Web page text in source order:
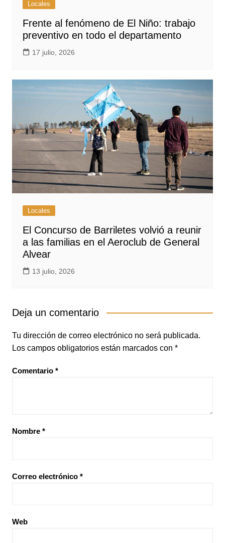
Locales
Frente al fenómeno de El Niño: trabajo
preventivo en todo el departamento
17 julio, 2026
Locales
El Concurso de Barriletes volvió a reunir
a las familias en el Aeroclub de General
Alvear
13 julio, 2026
Deja un comentario
Tu dirección de correo electrónico no será publicada.
Los campos obligatorios están marcados con *
Comentario *
Nombre *
Correo electrónico *
Web